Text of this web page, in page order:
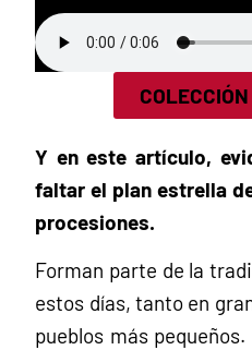
Y en este artículo,
faltar el plan estrella
procesiones.
Forman parte de la
estos días, tanto en
pueblos más